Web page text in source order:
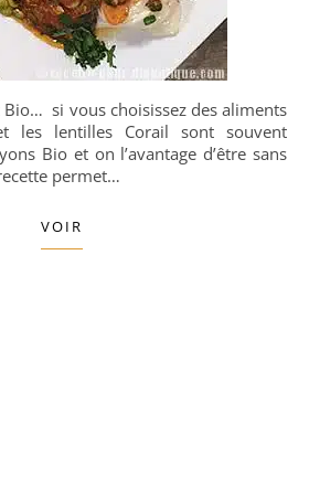
les lentilles Corail sont souvent
Bio et on l’avantage d’être sans
permet…
VOIR